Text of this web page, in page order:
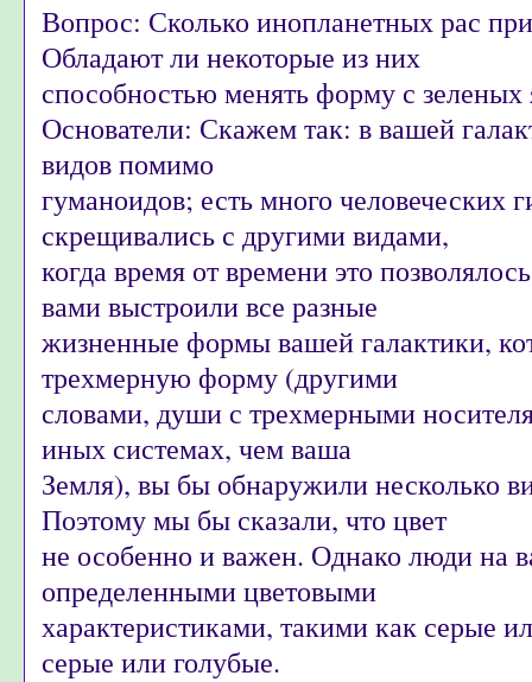
Вопрос: Сколько инопланетных рас
Обладают ли некоторые из них
способностью менять форму с
Основатели: Скажем так: в вашей
видов помимо
гуманоидов; есть много человеческих
скрещивались с другими видами,
когда время от времени это
вами выстроили все разные
жизненные формы вашей галактики,
трехмерную форму (другими
словами, души с трехмерными
иных системах, чем ваша
Земля), вы бы обнаружили несколько
Поэтому мы бы сказали, что цвет
не особенно и важен. Однако люди на
определенными цветовыми
характеристиками, такими как серые
серые или голубые.